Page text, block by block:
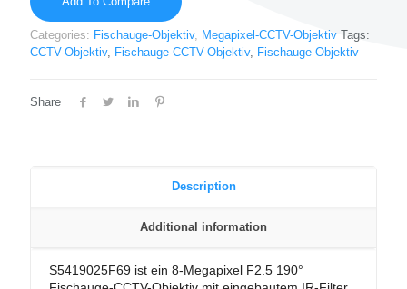
Categories: Fischauge-Objektiv, Megapixel-CCTV-Objektiv Tags:
CCTV-Objektiv, Fischauge-CCTV-Objektiv, Fischauge-Objektiv
Share
Description
Additional information
S5419025F69 ist ein 8-Megapixel F2.5 190°